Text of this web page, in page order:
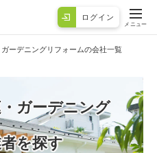
ログイン
メニュー
ガーデニングリフォームの会社一覧
ガーデニング
を探す